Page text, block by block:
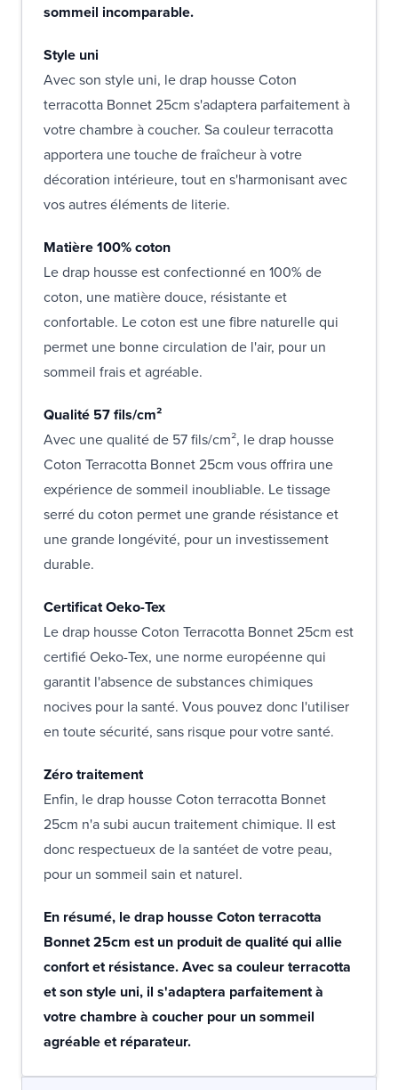
sommeil incomparable.
Style uni
Avec son style uni, le drap housse Coton
terracotta Bonnet 25cm s'adaptera parfaitement à
votre chambre à coucher. Sa couleur terracotta
apportera une touche de fraîcheur à votre
décoration intérieure, tout en s'harmonisant avec
vos autres éléments de literie.
Matière 100% coton
Le drap housse est confectionné en 100% de
coton, une matière douce, résistante et
confortable. Le coton est une fibre naturelle qui
permet une bonne circulation de l'air, pour un
sommeil frais et agréable.
Qualité 57 fils/cm²
Avec une qualité de 57 fils/cm², le drap housse
Coton Terracotta Bonnet 25cm vous offrira une
expérience de sommeil inoubliable. Le tissage
serré du coton permet une grande résistance et
une grande longévité, pour un investissement
durable.
Certificat Oeko-Tex
Le drap housse Coton Terracotta Bonnet 25cm est
certifié Oeko-Tex, une norme européenne qui
garantit l'absence de substances chimiques
nocives pour la santé. Vous pouvez donc l'utiliser
en toute sécurité, sans risque pour votre santé.
Zéro traitement
Enfin, le drap housse Coton terracotta Bonnet
25cm n'a subi aucun traitement chimique. Il est
donc respectueux de la santéet de votre peau,
pour un sommeil sain et naturel.
En résumé, le drap housse Coton terracotta
Bonnet 25cm est un produit de qualité qui allie
confort et résistance. Avec sa couleur terracotta
et son style uni, il s'adaptera parfaitement à
votre chambre à coucher pour un sommeil
agréable et réparateur.